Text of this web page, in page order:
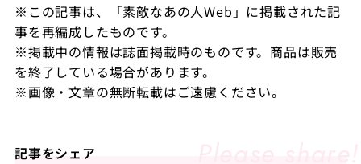
※この記事は、「素敵なあの人Web」に掲載された記
事を再編成したものです。
※掲載中の情報は誌面掲載時のものです。商品は販売
を終了している場合があります。
※画像・文章の無断転載はご遠慮ください。
記事をシェア